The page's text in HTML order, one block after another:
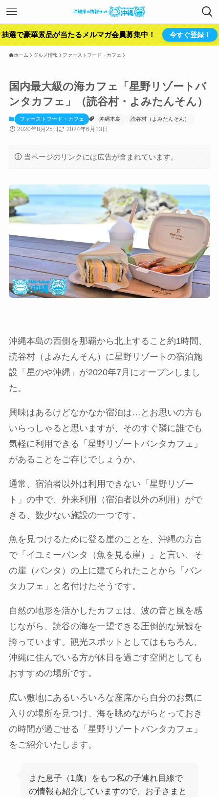
抽選で豪華景品が当たるメルマガ会員募集中！ 今すぐ登録！
ホーム グルメ情報 ファーストフード・カフェ
国内最大級の海カフェ「星野リゾートバ
ンタカフェ」（読谷村・よみたんそん）
ファーストフード・カフェ 沖縄本島 読谷村（よみたんそん）
2020年8月25日 2024年6月13日
当ページのリンクには広告が含まれています。
沖縄本島の西側を那覇から北上すること約1時間、
読谷村（よみたんそん）に星野リゾートの宿泊施
設「星のや沖縄」が2020年7月にオープンしまし
た。
興味はあるけどなかなか宿泊は…とお思いの方も
いらっしゃると思いますが、そのすぐ隣に誰でも
気軽に利用できる 「星野リゾートバンタカフェ」
があることをご存じでしょうか。
通常、宿泊者以外は利用できない「星野リゾー
ト」の中で、外来利用（宿泊者以外の利用）がで
きる、数少ない施設の一つです。
魚を見つけるために登る崖のことを、沖縄の方言
で「イユミーバンタ（魚を見る崖）」と言い、そ
の崖（バンタ）の上に建てられたことから「バン
タカフェ」と名付けたそうです。
自然の地形を活かしたカフェは、波の音と風を感
じながら、読谷の海を一望できる圧倒的な景観を
誇っています。観光スポットとしてはもちろん、
沖縄に住んでいる方が休日を過ごす空間としても
おすすめの場所です。
広い敷地にあるいろいろな座席から自分のお気に
入りの場所を見つけ、海を眺めながらとっておき
の時間が過ごせる「星野リゾートバンタカフェ」
をご紹介いたします。
また息子（1歳）をもつ私の子連れ目線で
の情報も紹介していますので、お子さまと